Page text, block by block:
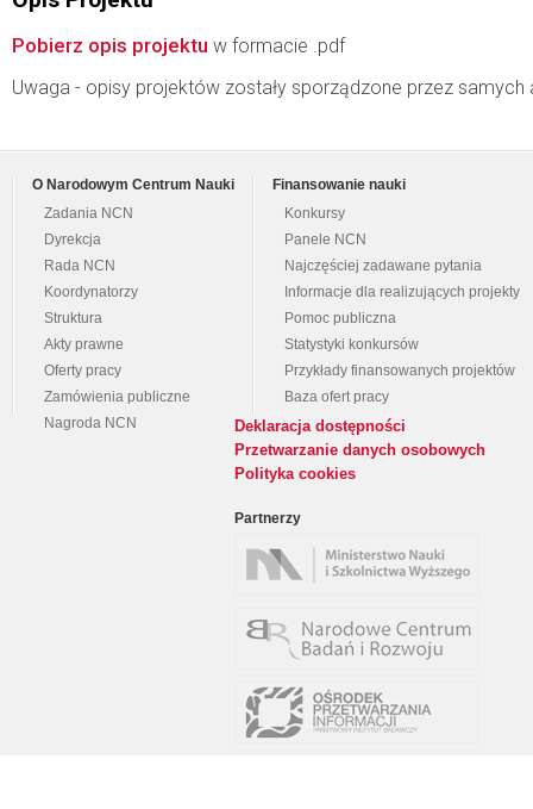
Pobierz opis projektu w formacie .pdf
Uwaga - opisy projektów zostały sporządzone przez
O Narodowym Centrum Nauki
Zadania NCN
Dyrekcja
Rada NCN
Koordynatorzy
Struktura
Akty prawne
Oferty pracy
Zamówienia publiczne
Nagroda NCN
Finansowanie nauki
Konkursy
Panele NCN
Najczęściej zadawane pytania
Informacje dla realizujących projekty
Pomoc publiczna
Statystyki konkursów
Przykłady finansowanych projektów
Baza ofert pracy
Deklaracja dostępności
Przetwarzanie danych osobowych
Polityka cookies
Partnerzy